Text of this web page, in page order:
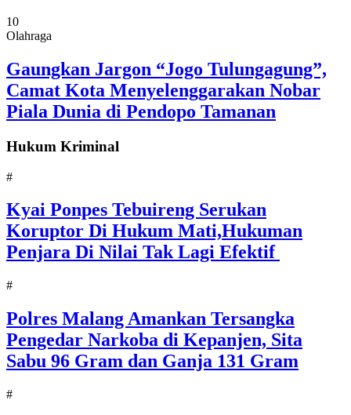
10
Olahraga
Gaungkan Jargon “Jogo Tulungagung”,
Camat Kota Menyelenggarakan Nobar
Piala Dunia di Pendopo Tamanan
Hukum Kriminal
#
Kyai Ponpes Tebuireng Serukan
Koruptor Di Hukum Mati,Hukuman
Penjara Di Nilai Tak Lagi Efektif
#
Polres Malang Amankan Tersangka
Pengedar Narkoba di Kepanjen, Sita
Sabu 96 Gram dan Ganja 131 Gram
#